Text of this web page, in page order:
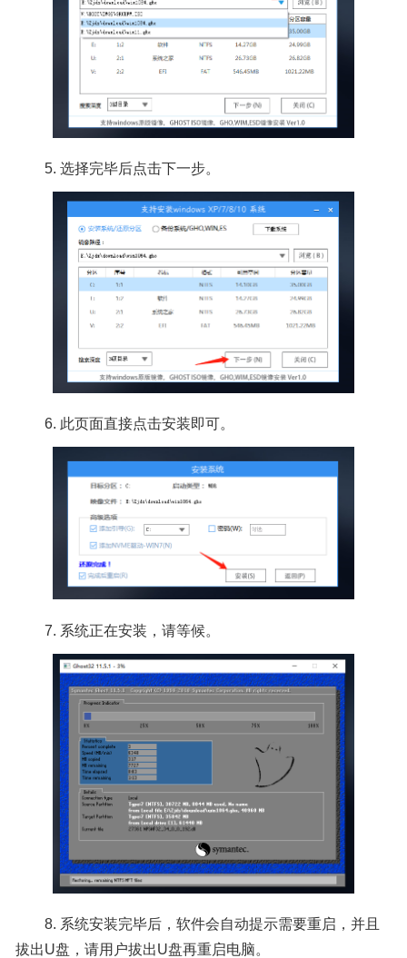
5. 选择完毕后点击下一步。
6. 此页面直接点击安装即可。
7. 系统正在安装，请等候。
8. 系统安装完毕后，软件会自动提示需要重启，并且
拔出U盘，请用户拔出U盘再重启电脑。